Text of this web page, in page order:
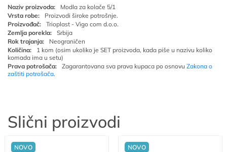
Naziv proizvoda:
Modla za kolače 5/1
Vrsta robe:
Proizvodi široke potrošnje.
Proizvođač:
Trioplast - Vigo com d.o.o.
Zemlja porekla:
Srbija
Rok trajanja:
Neograničen
Količina:
1 kom (osim ukoliko je SET proizvoda, kada piše u nazivu koliko
komada ima u setu)
Prava potrošača:
Zagarantovana sva prava kupaca po osnovu Zakona o
zaštiti potrošača.
Slični proizvodi
NOVO NOVO